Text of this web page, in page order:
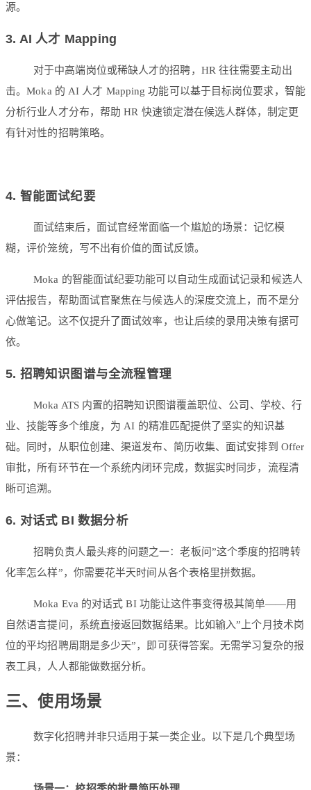
源。
3. AI 人才 Mapping
对于中高端岗位或稀缺人才的招聘，HR 往往需要主动出
击。Moka 的 AI 人才 Mapping 功能可以基于目标岗位要求，智能
分析行业人才分布，帮助 HR 快速锁定潜在候选人群体，制定更
有针对性的招聘策略。
4. 智能面试纪要
面试结束后，面试官经常面临一个尴尬的场景：记忆模
糊，评价笼统，写不出有价值的面试反馈。
Moka 的智能面试纪要功能可以自动生成面试记录和候选人
评估报告，帮助面试官聚焦在与候选人的深度交流上，而不是分
心做笔记。这不仅提升了面试效率，也让后续的录用决策有据可
依。
5. 招聘知识图谱与全流程管理
Moka ATS 内置的招聘知识图谱覆盖职位、公司、学校、行
业、技能等多个维度，为 AI 的精准匹配提供了坚实的知识基
础。同时，从职位创建、渠道发布、简历收集、面试安排到 Offer
审批，所有环节在一个系统内闭环完成，数据实时同步，流程清
晰可追溯。
6. 对话式 BI 数据分析
招聘负责人最头疼的问题之一：老板问”这个季度的招聘转
化率怎么样”，你需要花半天时间从各个表格里拼数据。
Moka Eva 的对话式 BI 功能让这件事变得极其简单——用
自然语言提问，系统直接返回数据结果。比如输入”上个月技术岗
位的平均招聘周期是多少天”，即可获得答案。无需学习复杂的报
表工具，人人都能做数据分析。
三、使用场景
数字化招聘并非只适用于某一类企业。以下是几个典型场
景：